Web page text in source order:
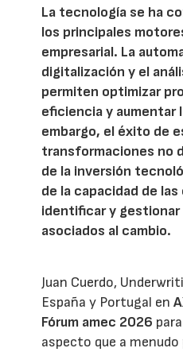
La tecnología se ha
los principales
empresarial. La
digitalización y el
permiten optimizar
eficiencia y aumentar
embargo, el éxito de
transformaciones no
de la inversión
de la capacidad de
identificar y gestionar
asociados al cambio.
Juan Cuerdo,
España y Portugal en
Fórum amec 2026
aspecto que a